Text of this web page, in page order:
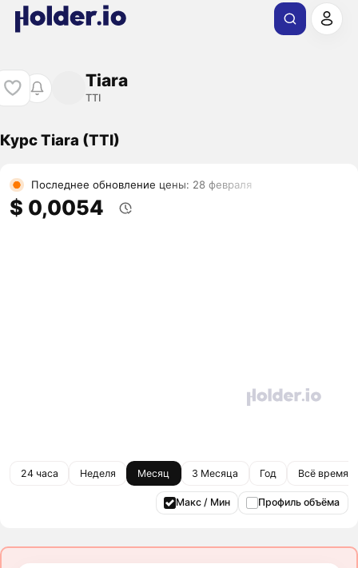
Tiara
TTI
Курс Tiara (TTI)
Последнее обновление цены: 28 февраля
$ 0,0054
24 часа Неделя Месяц 3 Месяца Год Всё время
Макс / Мин Профиль объёма